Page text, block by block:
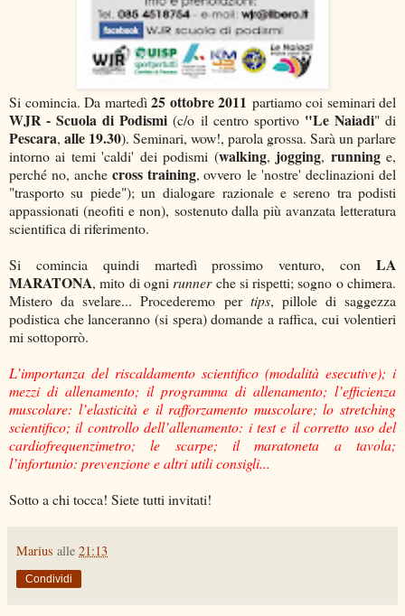
Si comincia. Da martedì 25 ottobre 2011 partiamo coi seminari del
WJR - Scuola di Podismi(c/o il centro sportivo "Le Naiadi" di
Pescara, alle 19.30). Seminari, wow!, parola grossa. Sarà un parlare
intorno ai temi 'caldi' dei podismi (walking, jogging, runninge,
perché no, anche cross training, ovvero le 'nostre' declinazioni del
"trasporto su piede"); un dialogare razionale e sereno tra podisti
appassionati (neofiti e non), sostenuto dalla più avanzata letteratura
scientifica di riferimento.
Si comincia quindi martedì prossimo venturo, con LA
MARATONA, mito di ogni runnerche si rispetti; sogno o chimera.
Mistero da svelare... Procederemo per tips, pillole di saggezza
podistica che lanceranno (si spera) domande a raffica, cui volentieri
mi sottoporrò.
L’importanza del riscaldamento scientifico (modalità esecutive); i
mezzi di allenamento; il programma di allenamento; l’efficienza
muscolare: l’elasticità e il rafforzamento muscolare; lo stretching
scientifico; il controllo dell’allenamento: i test e il corretto uso del
cardiofrequenzimetro; le scarpe; il maratoneta a tavola;
l’infortunio: prevenzione e altri utili consigli...
Sotto a chi tocca! Siete tutti invitati!
Marius alle 21:13
Condividi